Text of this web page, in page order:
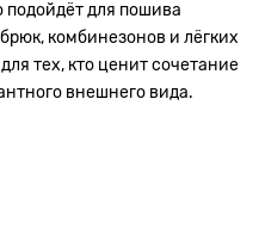
подойдёт для пошива
комбинезонов и лёгких
тех, кто ценит сочетание
внешнего вида.